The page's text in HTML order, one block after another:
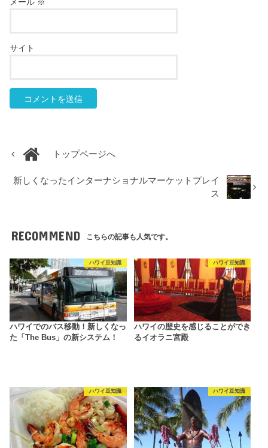
メール ※
サイト
トップページへ
新しくなったインターナショナルマーケットプレイ
ス
RECOMMEND こちらの記事も人気です。
ハワイ豆知識
ハワイでのバス移動！新しくなっ
た「The Bus」の新システム！
ハワイ豆知識
ハワイの歴史を感じることができ
るイオラニ宮殿
ハワイ豆知識 ハワイ豆知識